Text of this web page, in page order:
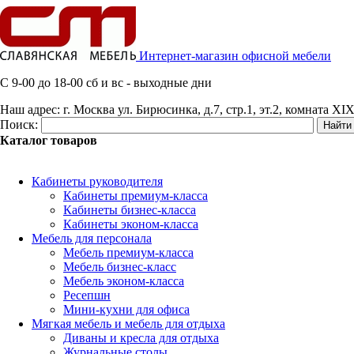
Интернет-магазин офисной мебели
C 9-00 до 18-00 сб и вс - выходные дни
Наш адрес: г. Москва ул. Бирюсинка, д.7, стр.1, эт.2, комната
Поиск:
Каталог товаров
Кабинеты руководителя
Кабинеты премиум-класса
Кабинеты бизнес-класса
Кабинеты эконом-класса
Мебель для персонала
Мебель премиум-класса
Мебель бизнес-класс
Мебель эконом-класса
Ресепшн
Мини-кухни для офиса
Мягкая мебель и мебель для отдыха
Диваны и кресла для отдыха